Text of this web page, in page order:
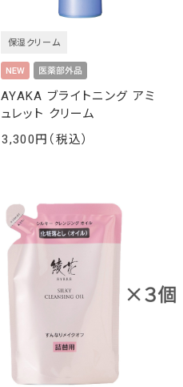
AYAKA ブライトニング アミ
ュレット クリーム
保湿クリーム
3,300